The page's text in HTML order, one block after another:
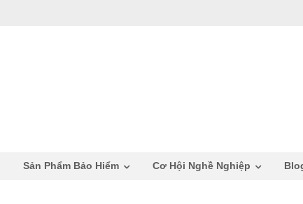
Sản Phẩm Bảo Hiểm Cơ Hội Nghề Nghiệp